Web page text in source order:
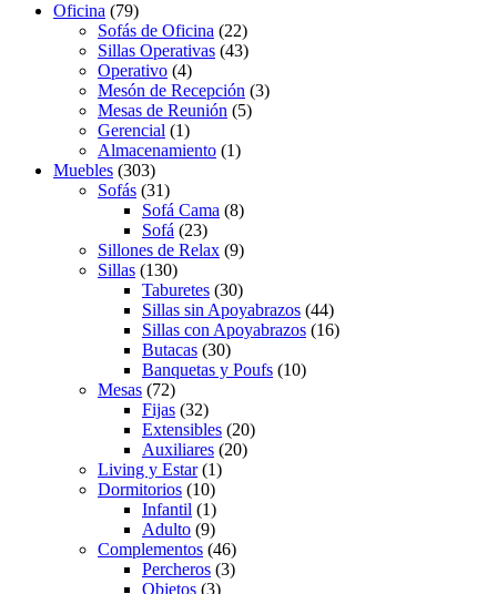
Oficina (79)
Sofás de Oficina (22)
Sillas Operativas (43)
Operativo (4)
Mesón de Recepción (3)
Mesas de Reunión (5)
Gerencial (1)
Almacenamiento (1)
Muebles (303)
Sofás (31)
Sofá Cama (8)
Sofá (23)
Sillones de Relax (9)
Sillas (130)
Taburetes (30)
Sillas sin Apoyabrazos (44)
Sillas con Apoyabrazos (16)
Butacas (30)
Banquetas y Poufs (10)
Mesas (72)
Fijas (32)
Extensibles (20)
Auxiliares (20)
Living y Estar(1)
Dormitorios (10)
Infantil (1)
Adulto (9)
Complementos (46)
Percheros (3)
Objetos (3)